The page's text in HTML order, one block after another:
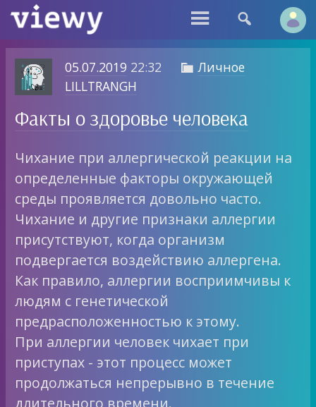
 
05.07.2019 22:32  Личное
LILLTRANGH
Факты о здоровье человека
Чихание при аллергической реакции на
определенные факторы окружающей
среды проявляется довольно часто.
Чихание и другие признаки аллергии
присутствуют, когда организм
подвергается воздействию аллергена.
Как правило, аллергии восприимчивы к
людям с генетической
предрасположенностью к этому.
При аллергии человек чихает при
приступах - этот процесс может
продолжаться непрерывно в течение
длительного времени.